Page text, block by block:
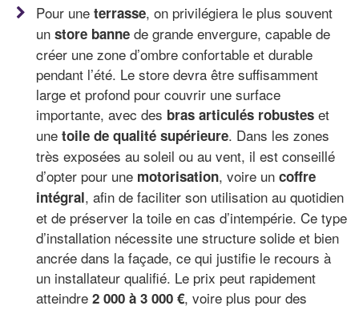
Pour une terrasse, on privilégiera le plus souvent
un store banne de grande envergure, capable de
créer une zone d’ombre confortable et durable
pendant l’été. Le store devra être suffisamment
large et profond pour couvrir une surface
importante, avec des bras articulés robustes et
une toile de qualité supérieure. Dans les zones
très exposées au soleil ou au vent, il est conseillé
d’opter pour une motorisation, voire un coffre
intégral, afin de faciliter son utilisation au quotidien
et de préserver la toile en cas d’intempérie. Ce type
d’installation nécessite une structure solide et bien
ancrée dans la façade, ce qui justifie le recours à
un installateur qualifié. Le prix peut rapidement
atteindre 2 000 à 3 000 €, voire plus pour des